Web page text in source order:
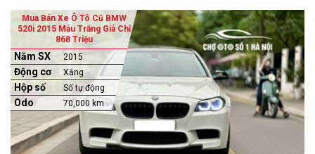
Mua Bán Xe Ô Tô Cũ BMW
520i 2015 Màu Trắng Giá Chỉ
868 Triệu
Năm SX 2015
Động cơ Xăng
Hộp số Số tự động
Odo 70,000 km